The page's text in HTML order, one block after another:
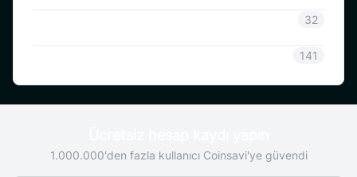
32
141
1.000.000'den fazla kullanıcı Coinsavi'ye güvendi